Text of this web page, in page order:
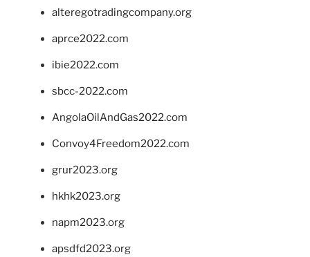
alteregotradingcompany.org
aprce2022.com
ibie2022.com
sbcc-2022.com
AngolaOilAndGas2022.com
Convoy4Freedom2022.com
grur2023.org
hkhk2023.org
napm2023.org
apsdfd2023.org